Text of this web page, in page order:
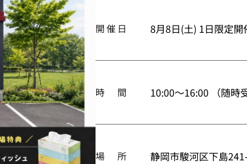
開催日 8月8日(土) 1日限定開
時 間 10:00～16:00 （随時
場 所 静岡市駿河区下島